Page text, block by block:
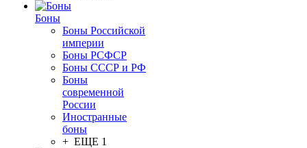
Боны
Боны Российской
империи
Боны РСФСР
Боны СССР и РФ
Боны
современной
России
Иностранные
боны
+ ЕЩЕ 1